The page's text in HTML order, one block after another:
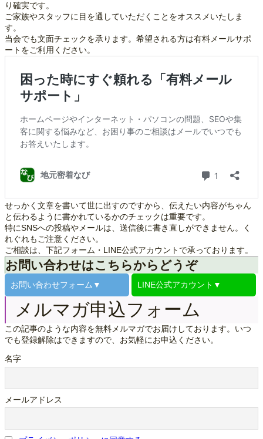
り確実です。
ご家族やスタッフに目を通していただくことをオススメいたしま
す。
当会でも文面チェックを承ります。希望される方は有料メールサポ
ートをご利用ください。
せっかく文章を書いて世に出すのですから、伝えたい内容がちゃん
と伝わるように書かれているかのチェックは重要です。
特にSNSへの投稿やメールは、送信後に書き直しができません。く
れぐれもご注意ください。
ご相談は、下記フォーム・LINE公式アカウントで承っております。
お問い合わせはこちらからどうぞ
お問い合わせフォーム▼ LINE公式アカウント▼
メルマガ申込フォーム
この記事のような内容を無料メルマガでお届けしております。いつ
でも登録解除はできますので、お気軽にお申込ください。
名字
メールアドレス